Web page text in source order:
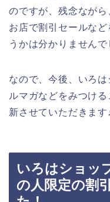
のですが、残念なが
お店で割引セールな
うかは分かりませんで
なので、今後、いろ
ルマガなどをみつけ
新させていただきます
いろはショッ
の人限定の割